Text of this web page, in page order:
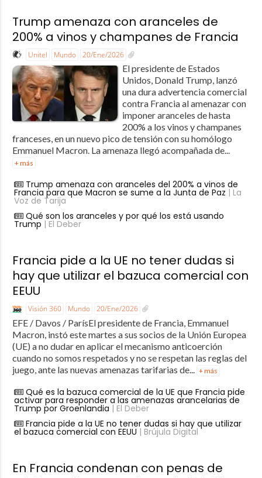
Trump amenaza con aranceles de
200% a vinos y champanes de Francia
Unitel Mundo 20/Ene/2026
El presidente de Estados
Unidos, Donald Trump, lanzó
una dura advertencia comercial
contra Francia al amenazar con
imponer aranceles de hasta
200% a los vinos y champanes
franceses, en un nuevo pico de tensión con su homólogo
Emmanuel Macron. La amenaza llegó acompañada de...
+ más
Trump amenaza con aranceles del 200% a vinos de
Francia para que Macron se sume a la Junta de Paz | La
Voz de Tarija
Qué son los aranceles y por qué los está usando
Trump | El Deber
Francia pide a la UE no tener dudas si
hay que utilizar el bazuca comercial con
EEUU
Visión 360 Mundo 20/Ene/2026
EFE / Davos / ParísEl presidente de Francia, Emmanuel
Macron, instó este martes a sus socios de la Unión Europea
(UE) a no dudar en aplicar el mecanismo anticoerción
cuando no somos respetados y no se respetan las reglas del
juego, ante las nuevas amenazas tarifarias de... + más
Qué es la bazuca comercial de la UE que Francia pide
activar para responder a las amenazas arancelarias de
Trump por Groenlandia | El Deber
Francia pide a la UE no tener dudas si hay que utilizar
el bazuca comercial con EEUU | Brújula Digital
En Francia condenan con penas de